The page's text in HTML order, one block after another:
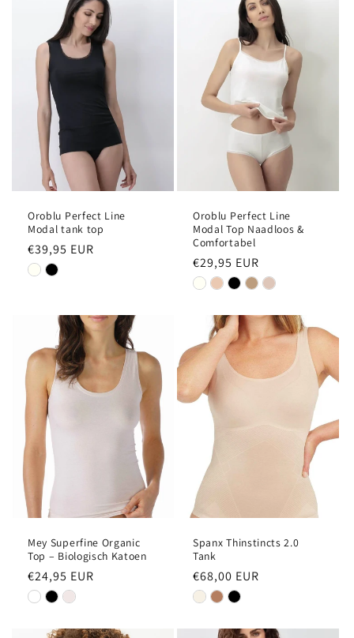
Oroblu Perfect Line
Modal tank top
Normale
prijs
€39,95 EUR
Oroblu Perfect Line
Modal Top Naadloos &
Comfortabel
Normale
prijs
€29,95 EUR
Mey Superfine Organic
Top – Biologisch Katoen
Normale
prijs
€24,95 EUR
Spanx Thinstincts 2.0
Tank
Normale
prijs
€68,00 EUR